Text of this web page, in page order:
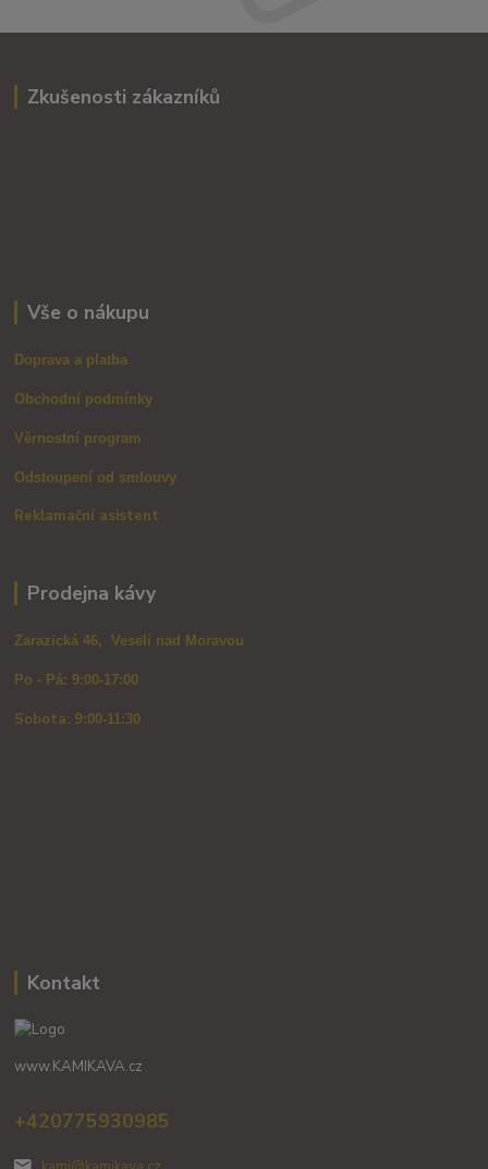
Zkušenosti zákazníků
Vše o nákupu
Doprava a platba
Obchodní podmínky
Věrnostní program
Odstoupení od smlouvy
Reklamační asistent
Prodejna kávy
Zarazická 46, Veselí nad Moravou
Po - Pá: 9:00-17:00
Sobota: 9:00-11:30
Kontakt
www.KAMIKAVA.cz
+420775930985